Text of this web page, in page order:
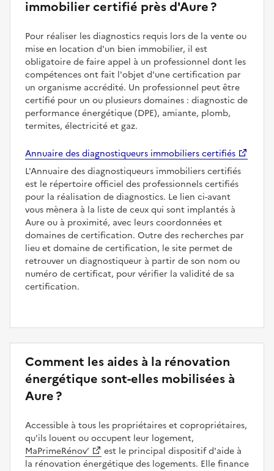
immobilier certifié près d'Aure ?
Pour réaliser les diagnostics requis lors de la vente ou
mise en location d'un bien immobilier, il est
obligatoire de faire appel à un professionnel dont les
compétences ont fait l'objet d'une certification par
un organisme accrédité. Un professionnel peut être
certifié pour un ou plusieurs domaines : diagnostic de
performance énergétique (DPE), amiante, plomb,
termites, électricité et gaz.
Annuaire des diagnostiqueurs immobiliers certifiés
L'Annuaire des diagnostiqueurs immobiliers certifiés
est le répertoire officiel des professionnels certifiés
pour la réalisation de diagnostics. Le lien ci-avant
vous mènera à la liste de ceux qui sont implantés à
Aure ou à proximité, avec leurs coordonnées et
domaines de certification. Outre des recherches par
lieu et domaine de certification, le site permet de
retrouver un diagnostiqueur à partir de son nom ou
numéro de certificat, pour vérifier la validité de sa
certification.
Comment les aides à la rénovation
énergétique sont-elles mobilisées à
Aure ?
Accessible à tous les propriétaires et copropriétaires,
qu'ils louent ou occupent leur logement,
MaPrimeRénov’
est le principal dispositif d'aide à
la rénovation énergétique des logements. Elle finance